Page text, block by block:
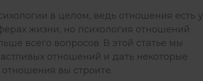
в целом, ведь отношения есть у
жизни, но психология отношений
всего вопросов. В этой статье мы
отношений и дать некоторые
отношения вы строите.